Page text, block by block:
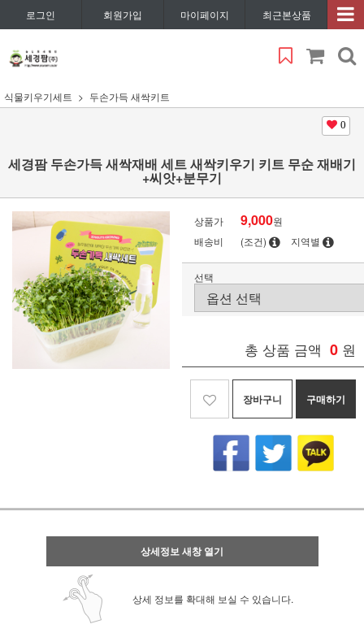
로그인 회원가입 마이페이지 최근본상품
식물키우기세트 두손가득 새싹키트
0
세경팜 두손가득 새싹재배 세트 새싹키우기 키트 무순 재배기
+씨앗+분무기
상품가 9,000원
배송비
(조건) 지역별
선택
총 상품 금액 0 원
장바구니 구매하기
상세정보 새창 열기
상세 정보를 확대해 보실 수 있습니다.